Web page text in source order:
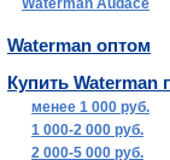
Waterman Audace
Waterman оптом
Купить Waterman
менее 1 000 руб.
1 000-2 000 руб.
2 000-5 000 руб.